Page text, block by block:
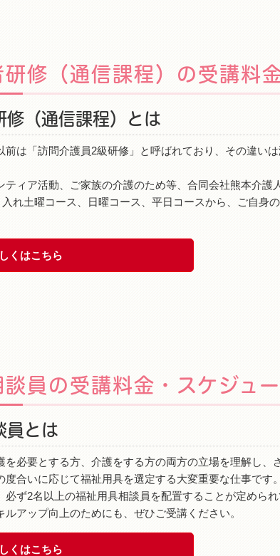
修（通信課程）の受講料
修（通信課程）とは
前は「訪問介護員2級研修」と呼ばれており、その違い
ティア活動、ご家族の介護のため等、合同会社熊本介護
れ土曜コース、日曜コース、平日コースから、ご自身
くはこちら
員の受講料金・スケジュ
員とは
を必要とする方、介護をする方の両方の立場を理解し、
合いに応じて福祉用具を選定する大変重要な仕事です。
必ず2名以上の福祉用具相談員を配置することが定めら
アップ向上のためにも、ぜひご受講ください。
くはこちら